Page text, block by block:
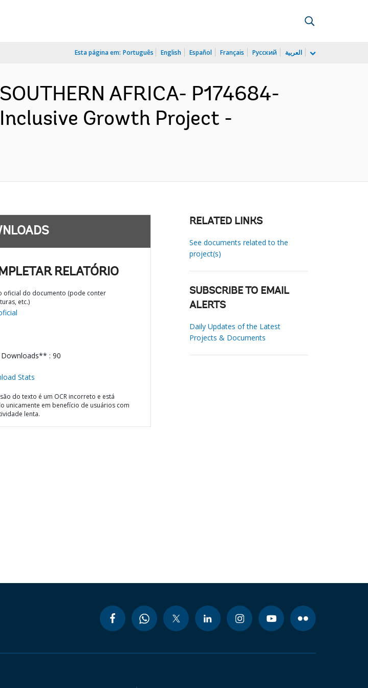
Esta página em: Português English Español Français Русский العربية
AFRICA- P174684-
Growth Project -
RELATÓRIO
oficial do documento (pode conter
etc.)
: 90
Stats
do texto é um OCR incorreto e está
unicamente em benefício de usuários com
lenta.
RELATED LINKS
See documents related to the
project(s)
SUBSCRIBE TO EMAIL
ALERTS
Daily Updates of the Latest
Projects & Documents